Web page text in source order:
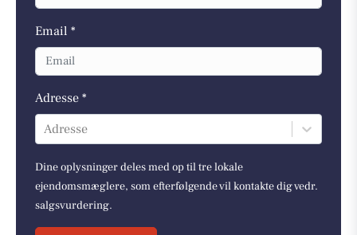
Email *
Adresse *
Adresse
Dine oplysninger deles med op til tre lokale
ejendomsmæglere, som efterfølgende vil kontakte dig vedr.
salgsvurdering.